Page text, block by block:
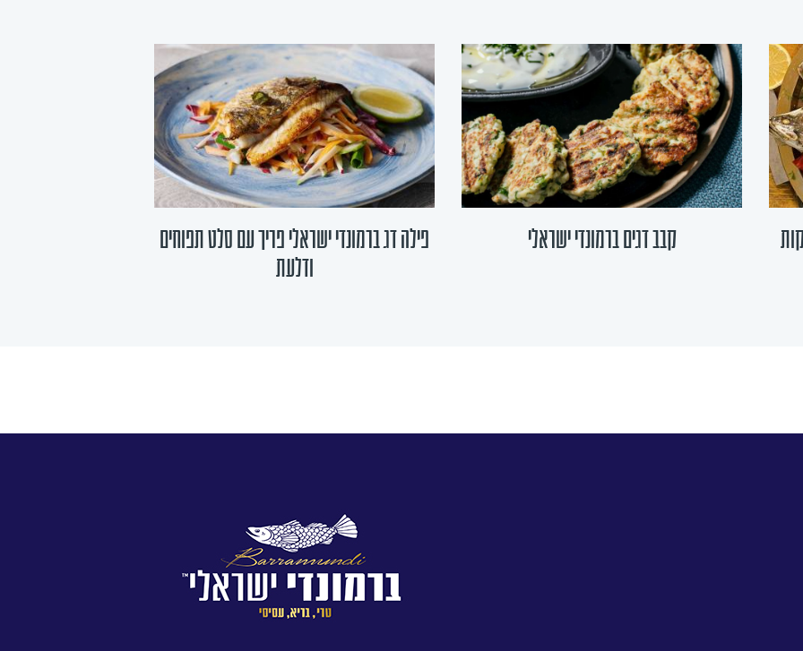
פילה דג ברמונדי ישראלי פריך עם סלט תפוחים
ודלעת
קבב דגים ברמונדי ישראלי